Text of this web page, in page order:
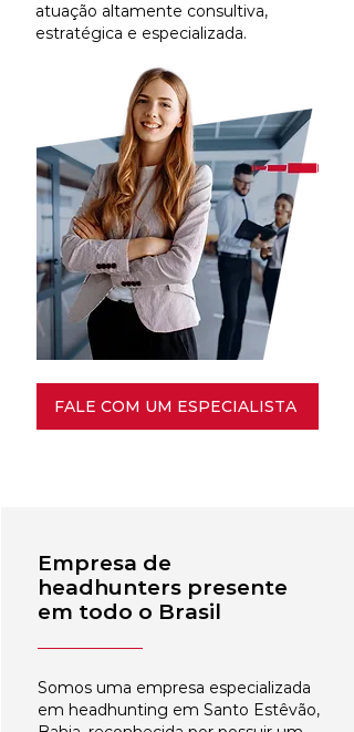
atuação altamente consultiva,
estratégica e especializada.
FALE COM UM ESPECIALISTA
Empresa de
headhunters presente
em todo o Brasil
Somos uma empresa especializada
em headhunting em Santo Estêvão,